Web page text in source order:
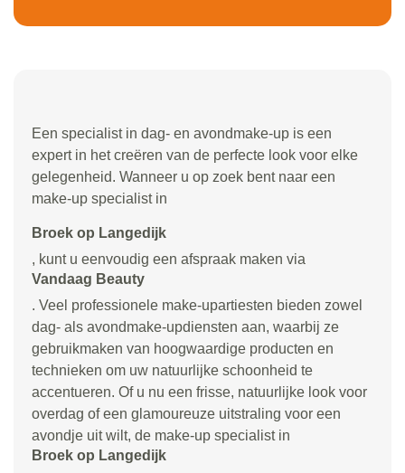
Een specialist in dag- en avondmake-up is een
expert in het creëren van de perfecte look voor elke
gelegenheid. Wanneer u op zoek bent naar een
make-up specialist in
Broek op Langedijk
, kunt u eenvoudig een afspraak maken via
Vandaag Beauty
. Veel professionele make-upartiesten bieden zowel
dag- als avondmake-updiensten aan, waarbij ze
gebruikmaken van hoogwaardige producten en
technieken om uw natuurlijke schoonheid te
accentueren. Of u nu een frisse, natuurlijke look voor
overdag of een glamoureuze uitstraling voor een
avondje uit wilt, de make-up specialist in
Broek op Langedijk